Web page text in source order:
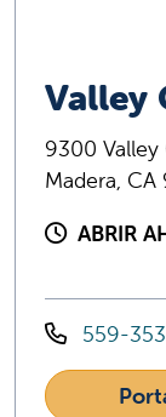
Valley
9300 Valley
Madera,
ABRIR
559-